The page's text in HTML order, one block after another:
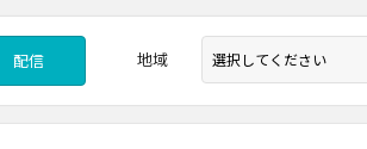
配信 地域